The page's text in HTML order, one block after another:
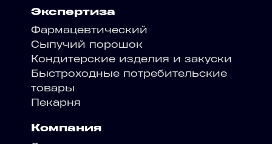
Экспертиза
Фармацевтический
Сыпучий порошок
Кондитерские изделия и закуски
Быстроходные потребительские
товары
Пекарня
Компания